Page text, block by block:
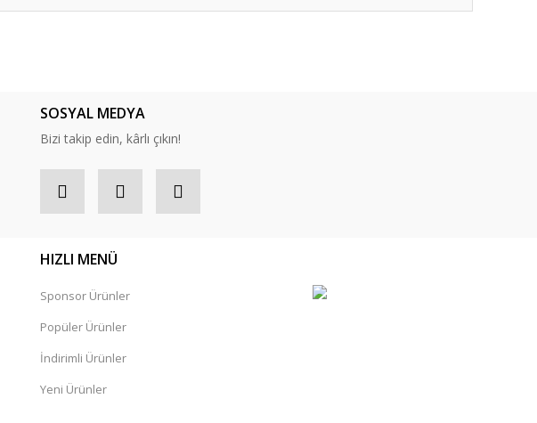
SOSYAL MEDYA
Bizi takip edin, kârlı çıkın!
HIZLI MENÜ
Sponsor Ürünler
Popüler Ürünler
İndirimli Ürünler
Yeni Ürünler